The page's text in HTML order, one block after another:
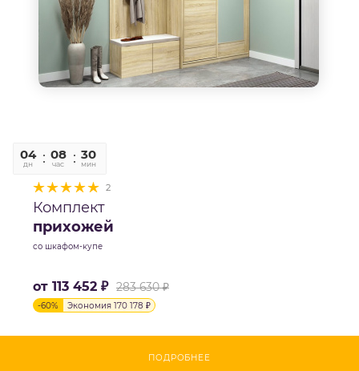
04
дн
08
час
30
мин
2
Комплект
прихожей
со шкафом-купе
от 113 452 ₽ 283 630 ₽
-60% Экономия 170 178 ₽
ПОДРОБНЕЕ